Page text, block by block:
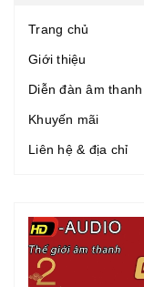
Trang chủ
Giới thiệu
Diễn đàn âm thanh
Khuyến mãi
Liên hệ & địa chỉ